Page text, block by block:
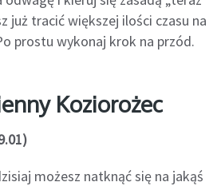
już tracić większej ilości czasu na
prostu wykonaj krok na przód.
Koziorożec
możesz natknąć się na jakąś